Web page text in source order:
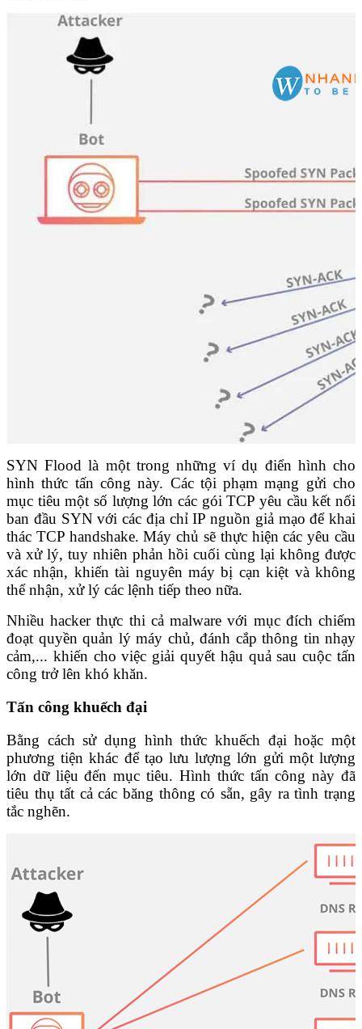
SYN Flood là một trong những ví dụ điển hình cho
hình thức tấn công này. Các tội phạm mạng gửi cho
mục tiêu một số lượng lớn các gói TCP yêu cầu kết nối
ban đầu SYN với các địa chỉ IP nguồn giả mạo để khai
thác TCP handshake. Máy chủ sẽ thực hiện các yêu cầu
và xử lý, tuy nhiên phản hồi cuối cùng lại không được
xác nhận, khiến tài nguyên máy bị cạn kiệt và không
thể nhận, xử lý các lệnh tiếp theo nữa.
Nhiều hacker thực thi cả malware với mục đích chiếm
đoạt quyền quản lý máy chủ, đánh cắp thông tin nhạy
cảm,... khiến cho việc giải quyết hậu quả sau cuộc tấn
công trở lên khó khăn.
Tấn công khuếch đại
Bằng cách sử dụng hình thức khuếch đại hoặc một
phương tiện khác để tạo lưu lượng lớn gửi một lượng
lớn dữ liệu đến mục tiêu. Hình thức tấn công này đã
tiêu thụ tất cả các băng thông có sẵn, gây ra tình trạng
tắc nghẽn.